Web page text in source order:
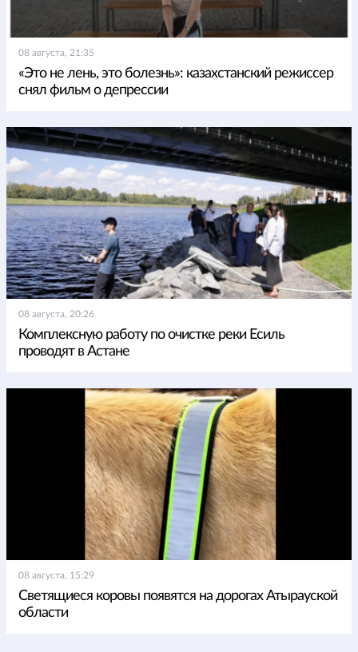
08 августа, 21:35
«Это не лень, это болезнь»: казахстанский режиссер
снял фильм о депрессии
08 августа, 20:26
Комплексную работу по очистке реки Есиль
проводят в Астане
08 августа, 15:29
Светящиеся коровы появятся на дорогах Атырауской
области